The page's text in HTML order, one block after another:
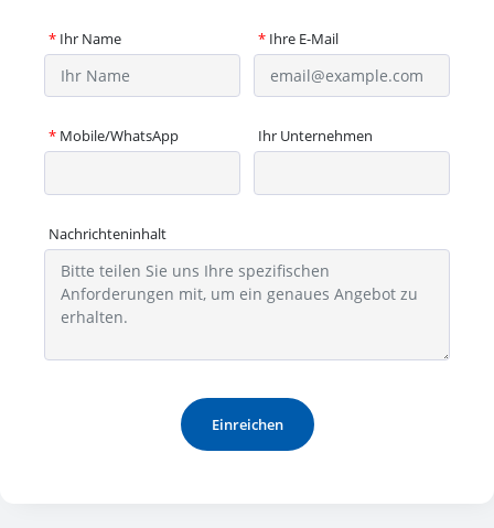
* Ihr Name * Ihre E-Mail
* Mobile/WhatsApp Ihr Unternehmen
Nachrichteninhalt
Einreichen